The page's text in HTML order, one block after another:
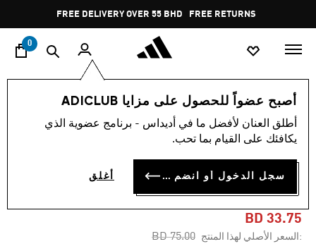
Pause
promotion
rotation
FREE DELIVERY OVER 55 BHD FREE RETURNS
0
أصبح عضواً للحصول على مزايا ADICLUB
أطلق العنان لأفضل ما في أديداس - برنامج عضوية الذي
يكافئك على القيام بما تحب.
سجل الدخول أو انضم الآن أغلق
الرجال ملابس
-55%
قميص MANCHESTER UNITED
24/25 AWAY AUTHENTIC
BD 33.75
:السعر الأصلي لهذا المنتج Price reduced from
BD 75.00
to